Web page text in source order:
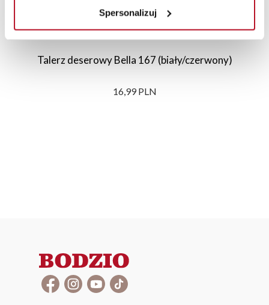
Spersonalizuj
Talerz deserowy Bella 167 (biały/czerwony)
16,99 PLN